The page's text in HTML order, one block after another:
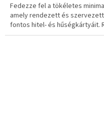
Fedezze fel a tökéletes
amely rendezett és
fontos hitel- és hűségkártyáit.